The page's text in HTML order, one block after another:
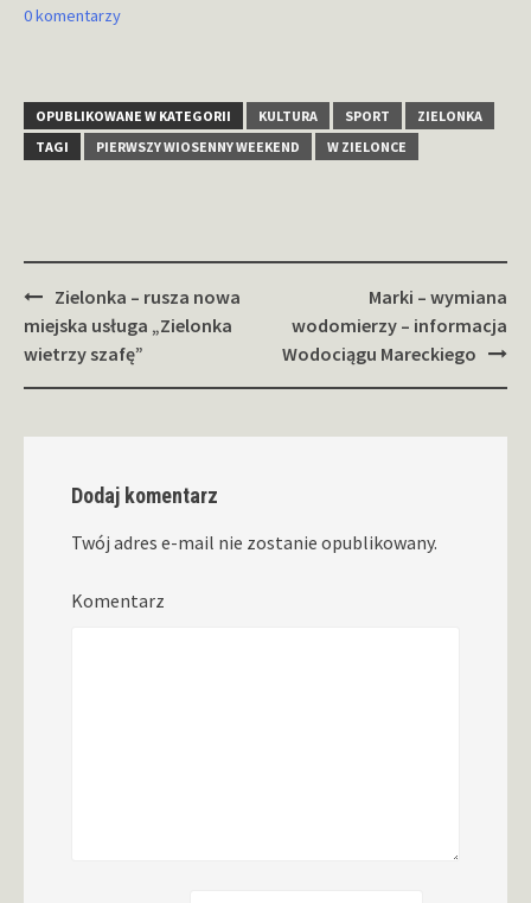
0 komentarzy
OPUBLIKOWANE W KATEGORII KULTURA SPORT
ZIELONKA
TAGI
PIERWSZY WIOSENNY WEEKEND W ZIELONCE
Zobacz
wpisy
Zielonka – rusza nowa
miejska usługa „Zielonka
wietrzy szafę”
Marki – wymiana
wodomierzy – informacja
Wodociągu Mareckiego
Dodaj komentarz
Twój adres e-mail nie zostanie opublikowany.
Komentarz